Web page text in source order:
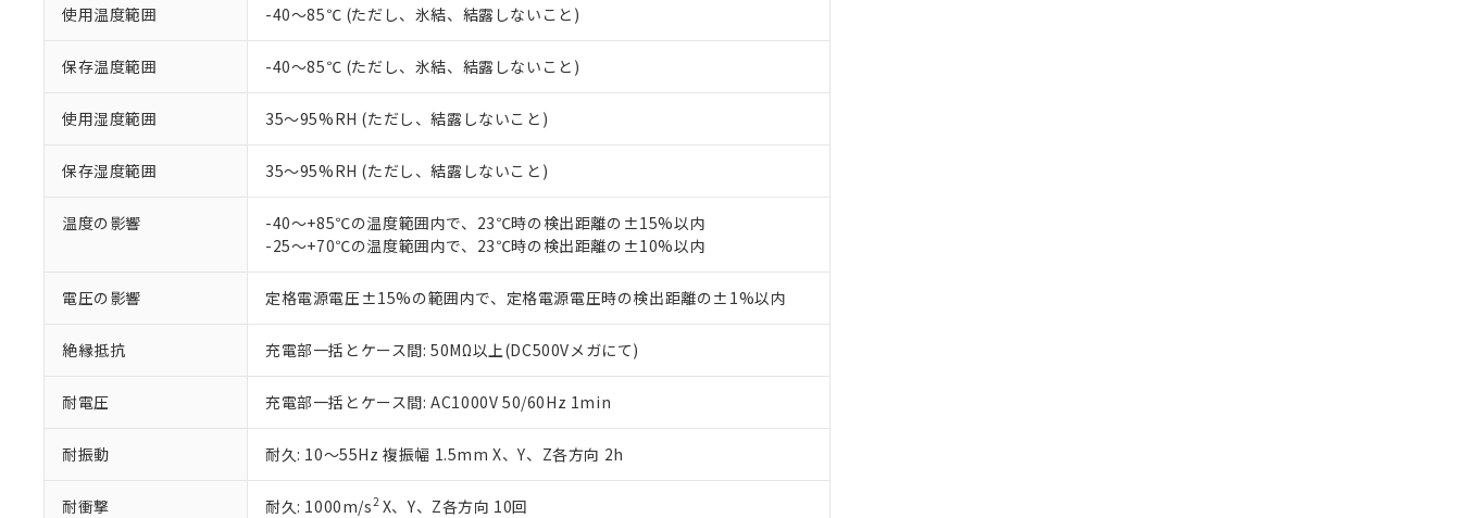
使用温度範囲 -40～85℃ (ただし、氷結、結露しないこと)
保存温度範囲 -40～85℃ (ただし、氷結、結露しないこと)
使用湿度範囲 35～95%RH (ただし、結露しないこと)
保存湿度範囲 35～95%RH (ただし、結露しないこと)
温度の影響
-40～+85℃の温度範囲内で、23℃時の検出距離の±15%以内
-25～+70℃の温度範囲内で、23℃時の検出距離の±10%以内
電圧の影響 定格電源電圧±15%の範囲内で、定格電源電圧時の検出距離の±1%以内
絶縁抵抗 充電部一括とケース間: 50MΩ以上(DC500Vメガにて)
耐電圧 充電部一括とケース間: AC1000V 50/60Hz 1min
耐振動 耐久: 10～55Hz 複振幅 1.5mm X、Y、Z各方向 2h
耐衝撃 耐久: 1000m/s2X、Y、Z各方向 10回
当社制御機器事業取扱商品の中には、本サービスの対象外となる商品もあることをご了承ください。
在庫状況および標準価格照会結果は、記載している更新日時点での社内データに基づき作成されるも
のであり、閲覧された時点での実際の在庫および標準価格とは異なる場合があることをご了承くださ
い。
正式な納期状況および標準価格はお客様のお取引先、またはお客様担当のオムロン制御機器販売店・
オムロン制御機器販売店や当社販売拠点は「
在庫状況および標準価格結果を当社の事前の承諾なく第三者に漏洩または開示しないようお願いしま
す。
マイパーツ機能（部品リスト作成サービス）をご利用いただくには、I-Webメンバーズにご登録され
ている必要があります。
お客様が当ウェブサイト上で当社にご登録された部品リストについて、当社および当社の共同利用者
が、当社の製品・サービスに関するお客様との取引・商談に必要な範囲で利用することをご了承くだ
さい。
※当社の共同利用者とは、"個人情報の共同利用に関して"
いる法人を指します。
六価クロム(Cr(Ⅵ)) 1000ppm以下、ポリ臭化ビフェニル類(PBB) 1000ppm以下、ポリ臭化ジフェニルエーテル類(PBDE) 1000ppm以下、
フタル酸ビス(2-エチルヘキシル) (DEHP)(別名：DOP) 1000ppm以下、フタル酸ブチルベンジル（BBP） 1000ppm以下、フタル酸ジブチ
ル（DBP） 1000ppm以下、フタル酸ジイソブチル (DIBP) 1000ppm以下
但し、RoHS指令で産業用監視および制御機器に対する適用除外項目は除く。
フタル酸エステル類の４物質については閾値を超える意図的な使用がないことを確認しています。
※2 対応予定月
部品在庫の切り替え状況などにより、予定月が前後することがあります。
※3 非含有証明書ダウンロード
下記の非含有証明書をダウンロードすることができます。
※本証明書は発行日時点で非含有を証明するもので、過去に遡って非含有を証明するものではありません。
また、RoHS指令のフタル酸エステル類４物質の対応では、対応完了までの期間は出荷製品に未対応品が
混在することから備考欄に対応日を記載しておりました。
既に当社にて対応品への在庫切替を完了していることから、特段のことがない限り、2022年1月12日よ
り割愛しております。
*中国RoHS10物質の基準値 (GB/T26572)：
Cr(Ⅵ)(六価クロム) : 1000ppm、 PBBs(ポリ臭化ビフェニル類) : 1000ppm、 PBDEs(ポリ臭化ジフェニルエーテル類) : 1000ppm、
※2 環境保護使用期限
「ｅ」：有害物質（10物質）のすべてが基準値以下であることを示します。
「10」：通常の使用状況下において有害物質が外部に漏えいし、環境に深刻な影響を及ぼさない年数を意
味します。
「－」：未確認です。当社販売部門へお問い合わせください。
などの必要な手続きをとります。
当社は規制貨物を破棄する場合は、完全に破砕するなど、違法に輸出されないよう必要な手段を講じ
ます。
当社は貴社製品を、核兵器、ミサイル、化学兵器、生物兵器またはその他武器並びにこれらの製造装
置等に一切使用いたしません。
また当社は、販売先および販売に係わる関係者が違法に輸出するおそれがある場合は、取り引きをい
たしません。
合意する
記
説明
機器販売店・当社販売員にご確認ください)
白